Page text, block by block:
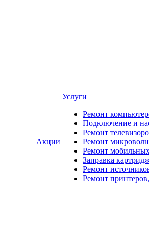
Акции
Услуги
Ремонт
Подключение и
Ремонт
Ремонт
Ремонт
Заправка
Ремонт
Ремонт